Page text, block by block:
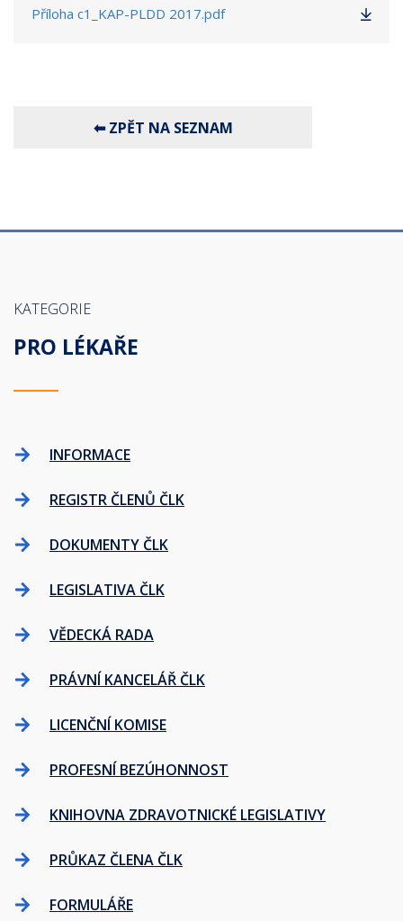
Příloha c1_KAP-PLDD 2017.pdf
KATEGORIE
PRO LÉKAŘE
INFORMACE
REGISTR ČLENŮ ČLK
DOKUMENTY ČLK
LEGISLATIVA ČLK
VĚDECKÁ RADA
PRÁVNÍ KANCELÁŘ ČLK
LICENČNÍ KOMISE
PROFESNÍ BEZÚHONNOST
KNIHOVNA ZDRAVOTNICKÉ LEGISLATIVY
PRŮKAZ ČLENA ČLK
FORMULÁŘE